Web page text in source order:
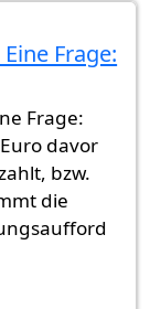
gast123
Frage:
Frage:
davor
bzw.
die